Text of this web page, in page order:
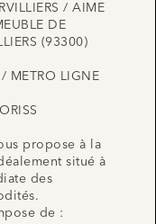
/ AIME
DE
(93300)
METRO LIGNE
propose à la
situé à
des
de :